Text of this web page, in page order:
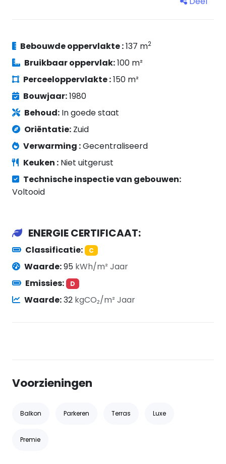
Bebouwde oppervlakte :137 m2
Bruikbaar oppervlak:100 m²
Perceeloppervlakte :150 m²
Bouwjaar:1980
Behoud: In goede staat
Oriëntatie: Zuid
Verwarming :Gecentraliseerd
Keuken : Niet uitgerust
Technische inspectie van gebouwen:
Voltooid
ENERGIE CERTIFICAAT:
Classificatie: C
Waarde:95 kWh/m² Jaar
Emissies:
D
Waarde:32 kgCO₂/m² Jaar
Voorzieningen
Balkon Parkeren Terras Luxe
Premie